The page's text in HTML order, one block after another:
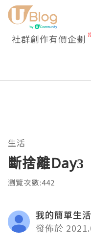
社群創作有價企劃
生活
斷捨離Day3
瀏覽次數:442
我的簡單生活
發佈於